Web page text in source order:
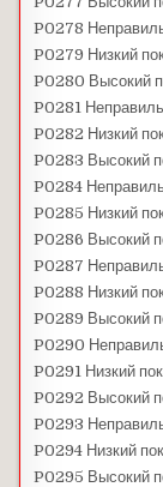
P0278
P0279 Низкий
P0280 Высокий
P0281
P0282 Низкий
P0283 Высокий
P0284
P0285 Низкий
P0286 Высокий
P0287
P0288 Низкий
P0289 Высокий
P0290
P0291 Низкий
P0292 Высокий
P0293
P0294 Низкий
P0295 Высокий